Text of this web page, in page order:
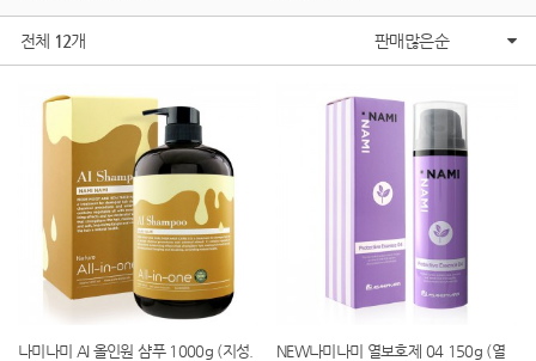
전체 12개 판매많은순
나미나미 AI 올인원 샴푸 1000g (지성.
NEW나미나미 열보호제 04 150g (열